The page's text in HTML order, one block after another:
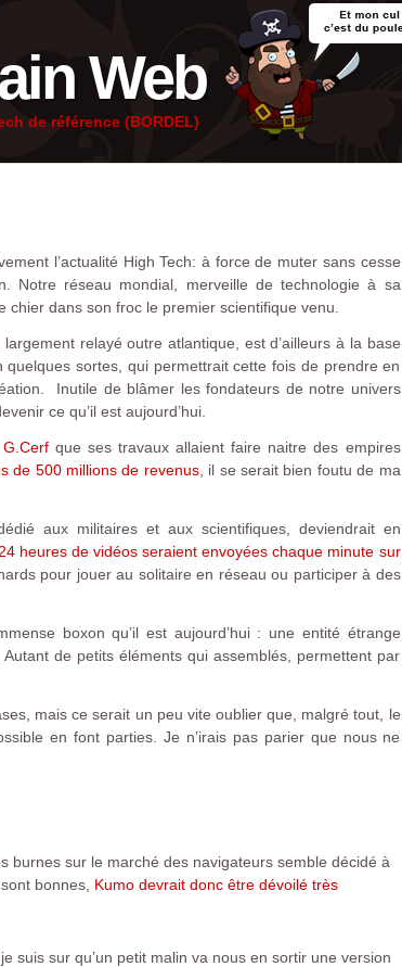
Web
de référence (BORDEL)
l’actualité High Tech: à force de muter sans cesse
Notre réseau mondial, merveille de technologie à sa
dans son froc le premier scientifique venu.
largement relayé outre atlantique, est d’ailleurs à la base
sortes, qui permettrait cette fois de prendre en
Inutile de blâmer les fondateurs de notre univers
ce qu’il est aujourd’hui.
que ses travaux allaient faire naitre des empires
de 500 millions de revenus, il se serait bien foutu de ma
aux militaires et aux scientifiques, deviendrait en
24 heures de vidéos seraient envoyées chaque minute sur
pour jouer au solitaire en réseau ou participer à des
boxon qu’il est aujourd’hui : une entité étrange
de petits éléments qui assemblés, permettent par
mais ce serait un peu vite oublier que, malgré tout, le
en font parties. Je n’irais pas parier que nous ne
burnes sur le marché des navigateurs semble décidé à
bonnes, Kumo devrait donc être dévoilé très
suis sur qu’un petit malin va nous en sortir une version